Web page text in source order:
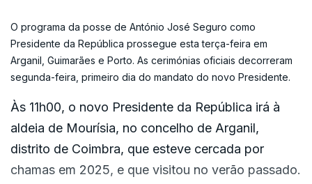
ERROR ON HTML5 MEDIA ELEMENT
ESTE CONTEÚDO ESTÁ NESTE MOMENTO
O programa da posse de António José Seguro como
Presidente da República prossegue esta terça-feira em
Arganil, Guimarães e Porto. As cerimónias oficiais decorreram
segunda-feira, primeiro dia do mandato do novo Presidente.
Às 11h00, o novo Presidente da República irá à
aldeia de Mourísia, no concelho de Arganil,
distrito de Coimbra, que esteve cercada por
chamas em 2025, e que visitou no verão passado.